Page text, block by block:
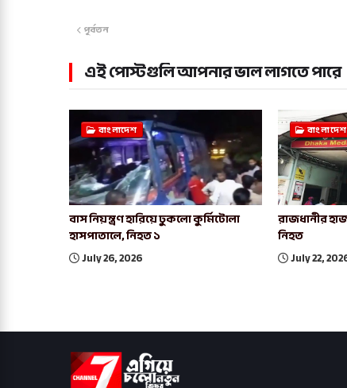
পূর্বতন
এই পোস্টগুলি আপনার ভাল লাগতে পারে
বাংলাদেশ
বাস নিয়ন্ত্রণ হারিয়ে ঢুকলো কুর্মিটোলা
হাসপাতালে, নিহত ১
July 26, 2026
বাংলাদেশ
রাজধানীর
নিহত
July 22,